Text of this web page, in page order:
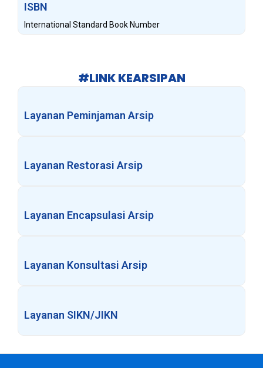
ISBN
International Standard Book Number
#LINK KEARSIPAN
Layanan Peminjaman Arsip
Layanan Restorasi Arsip
Layanan Encapsulasi Arsip
Layanan Konsultasi Arsip
Layanan SIKN/JIKN